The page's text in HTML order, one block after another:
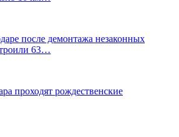
после демонтажа незаконных
63…
проходят рождественские